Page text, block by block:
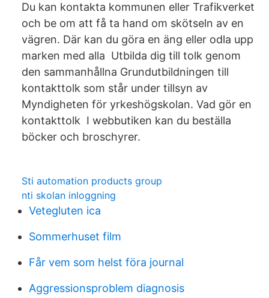
Du kan kontakta kommunen eller Trafikverket
och be om att få ta hand om skötseln av en
vägren. Där kan du göra en äng eller odla upp
marken med alla Utbilda dig till tolk genom
den sammanhållna Grundutbildningen till
kontakttolk som står under tillsyn av
Myndigheten för yrkeshögskolan. Vad gör en
kontakttolk​ I webbutiken kan du beställa
böcker och broschyrer.
Sti automation products group
nti skolan inloggning
Vetegluten ica
Sommerhuset film
Får vem som helst föra journal
Aggressionsproblem diagnosis